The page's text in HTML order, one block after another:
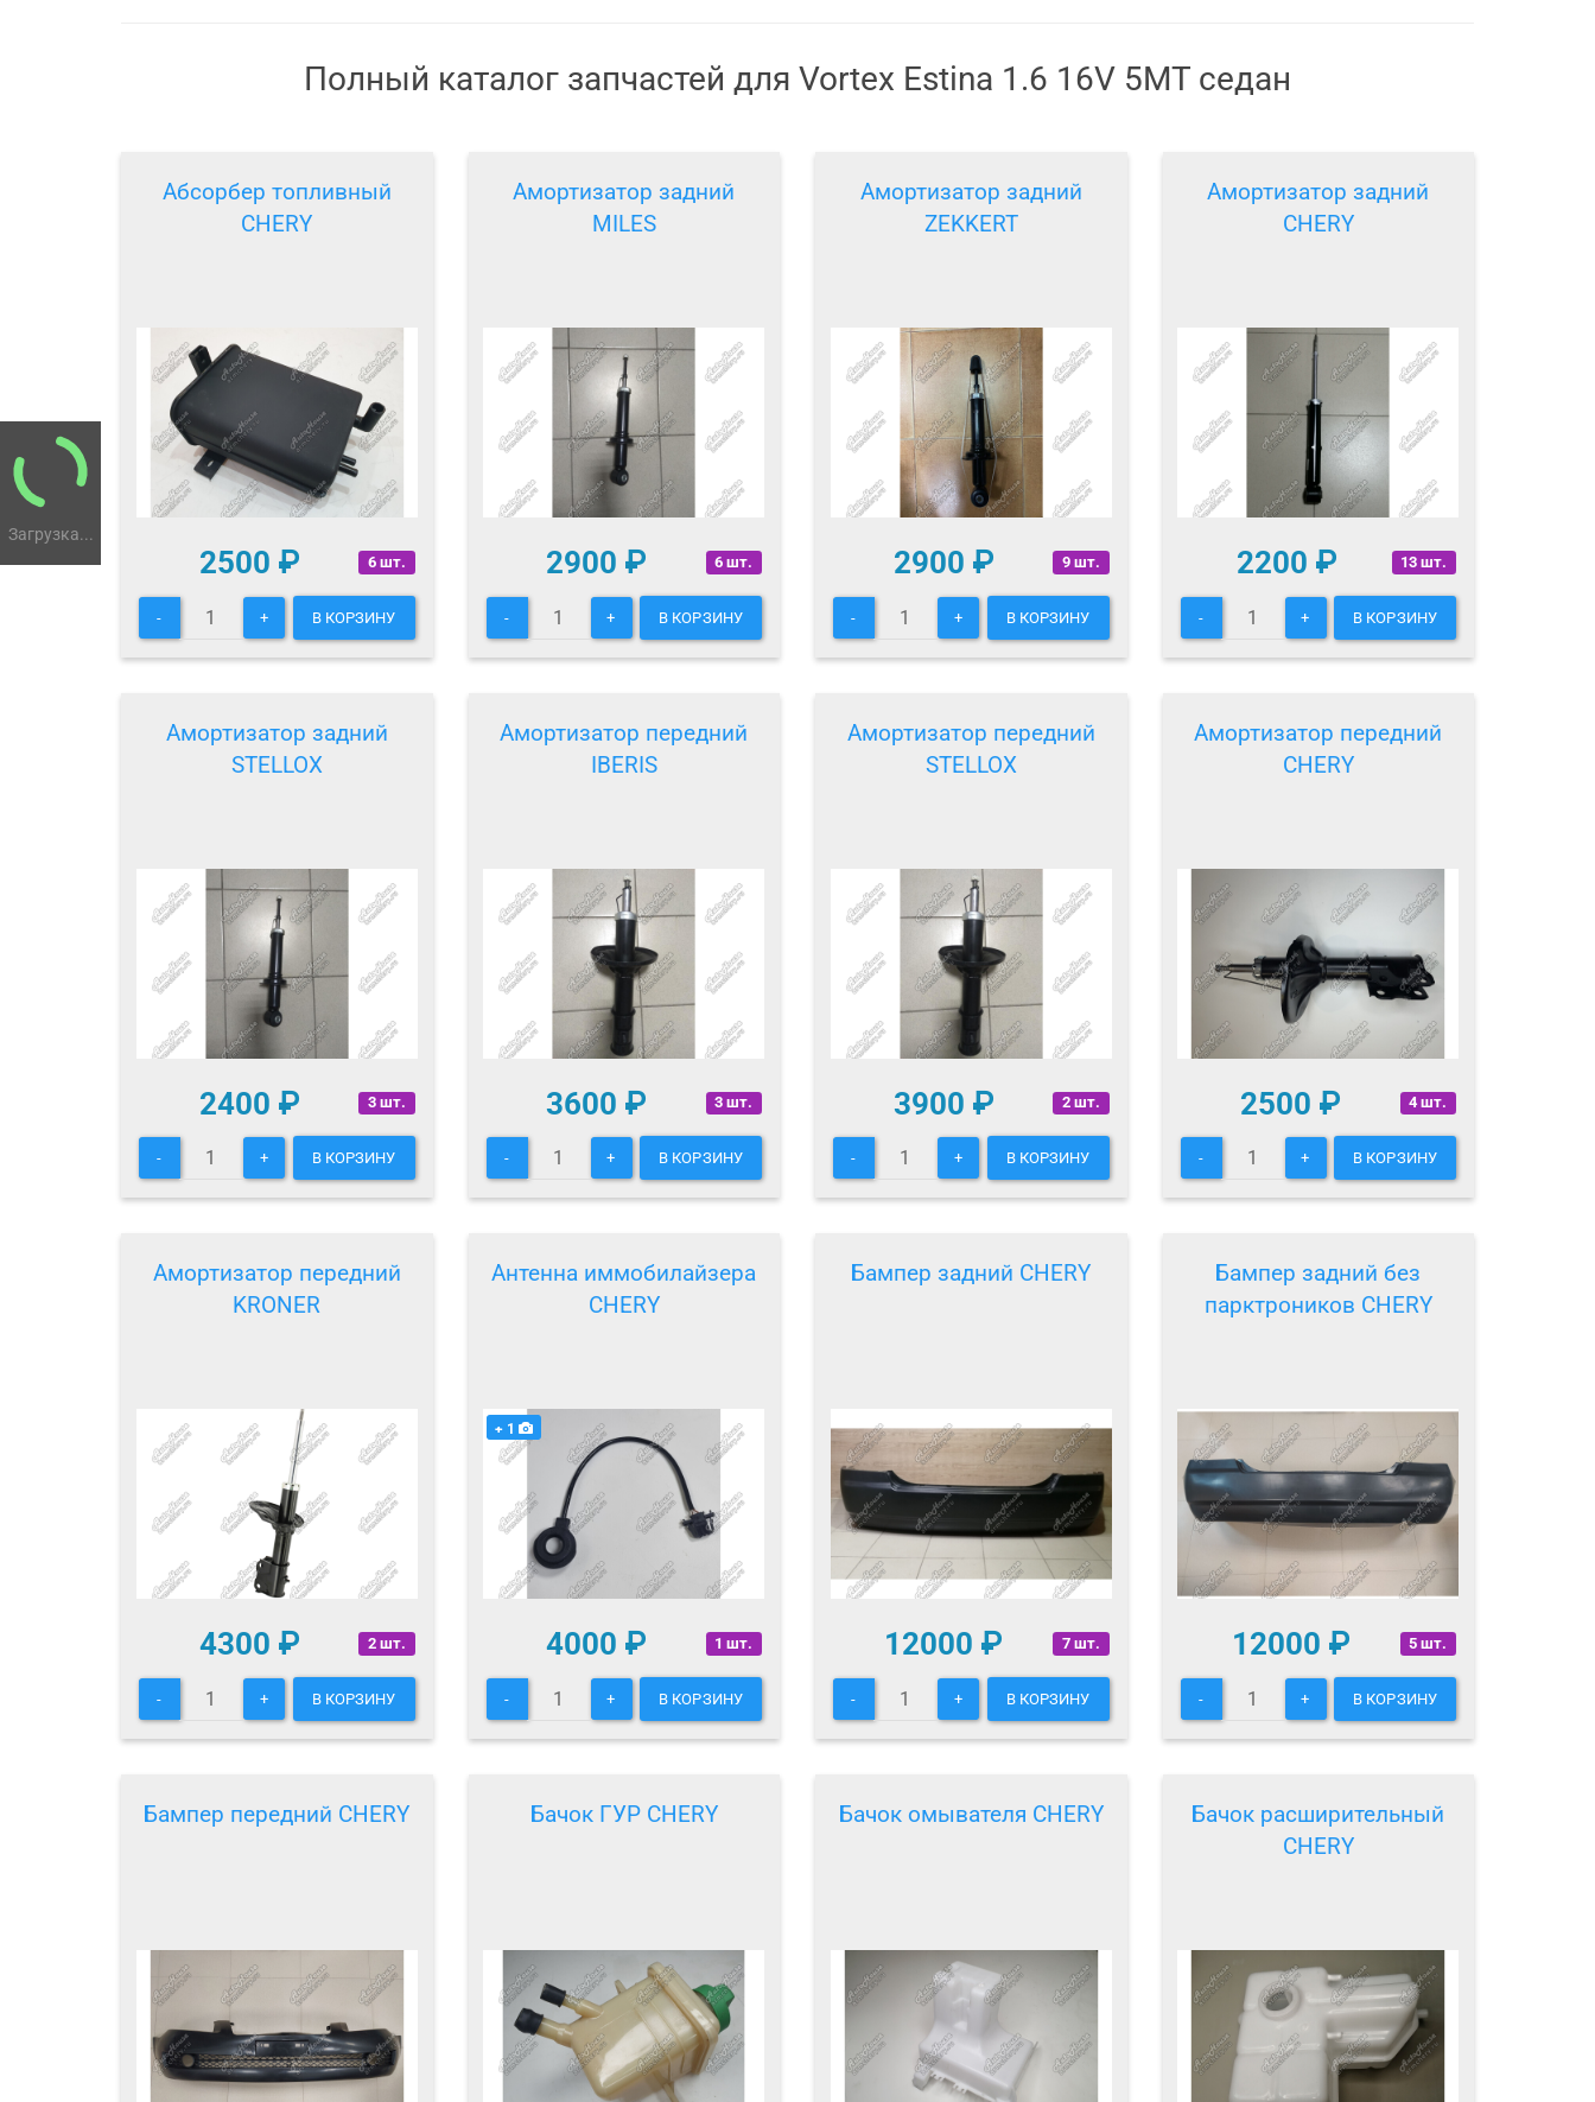
Загрузка...
Полный каталог запчастей для Vortex Estina 1.6 16V 5MT седан
Абсорбер топливный
CHERY
6 шт.
2500 ₽
- + В КОРЗИНУ
Амортизатор задний
MILES
6 шт.
2900 ₽
- + В КОРЗИНУ
Амортизатор задний
ZEKKERT
9 шт.
2900 ₽
- + В КОРЗИНУ
Амортизатор задний
CHERY
13 шт.
2200 ₽
- + В КОРЗИНУ
Амортизатор задний
STELLOX
3 шт.
2400 ₽
- + В КОРЗИНУ
Амортизатор передний
IBERIS
3 шт.
3600 ₽
- + В КОРЗИНУ
Амортизатор передний
STELLOX
2 шт.
3900 ₽
- + В КОРЗИНУ
Амортизатор передний
CHERY
4 шт.
2500 ₽
- + В КОРЗИНУ
Амортизатор передний
KRONER
2 шт.
4300 ₽
- + В КОРЗИНУ
Антенна иммобилайзера
CHERY
+ 1
1 шт.
4000 ₽
- + В КОРЗИНУ
Бампер задний CHERY
7 шт.
12000 ₽
- + В КОРЗИНУ
Бампер задний без
парктроников CHERY
5 шт.
12000 ₽
- + В КОРЗИНУ
Бампер передний CHERY Бачок ГУР CHERY Бачок омывателя CHERY
Бачок расширительный
CHERY